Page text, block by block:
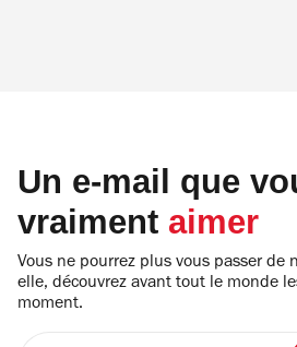
Un e-mail que
vraiment aimer
Vous ne pourrez plus vous passer de
elle, découvrez avant tout le monde
moment.